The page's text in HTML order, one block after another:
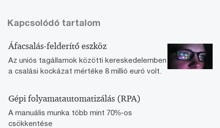
Kapcsolódó tartalom
Áfacsalás-felderítő eszköz
Az uniós tagállamok közötti kereskedelemben
a csalási kockázat mértéke 8 millió euró volt.
Gépi folyamatautomatizálás (RPA)
A manuális munka több mint 70%-os
csökkentése